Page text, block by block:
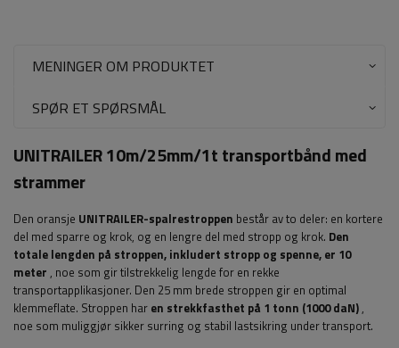
MENINGER OM PRODUKTET
SPØR ET SPØRSMÅL
UNITRAILER 10m/25mm/1t transportbånd med
strammer
Den oransje UNITRAILER-spalrestroppen består av to deler: en kortere
del med sparre og krok, og en lengre del med stropp og krok. Den
totale lengden på stroppen, inkludert stropp og spenne, er 10
meter , noe som gir tilstrekkelig lengde for en rekke
transportapplikasjoner. Den 25 mm brede stroppen gir en optimal
klemmeflate. Stroppen har en strekkfasthet på 1 tonn (1000 daN),
noe som muliggjør sikker surring og stabil lastsikring under transport.